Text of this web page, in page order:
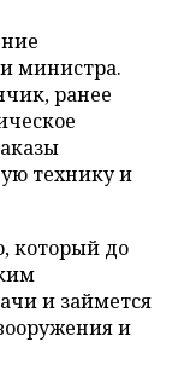
министра.
ранее
технику и
который до
и займется
и